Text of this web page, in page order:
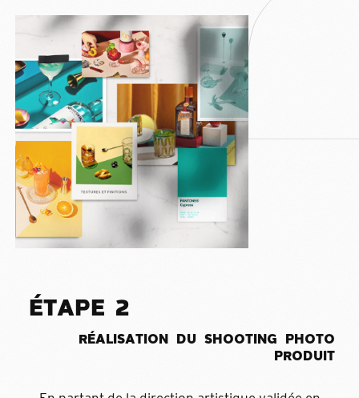
ÉTAPE 2
RÉALISATION DU SHOOTING PHOTO
PRODUIT